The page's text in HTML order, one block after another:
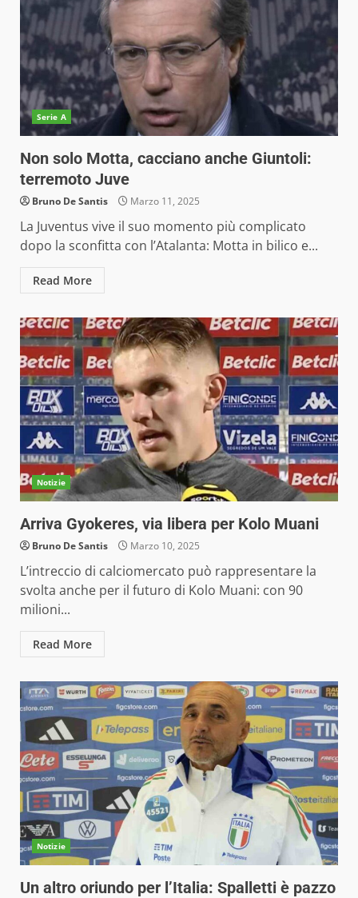
Serie A
Non solo Motta, cacciano anche Giuntoli:
terremoto Juve
Bruno De Santis Marzo 11, 2025
La Juventus vive il suo momento più complicato
dopo la sconfitta con l’Atalanta: Motta in bilico e...
Read More
Notizie
Arriva Gyokeres, via libera per Kolo Muani
Bruno De Santis Marzo 10, 2025
L’intreccio di calciomercato può rappresentare la
svolta anche per il futuro di Kolo Muani: con 90
milioni...
Read More
Notizie
Un altro oriundo per l’Italia: Spalletti è pazzo